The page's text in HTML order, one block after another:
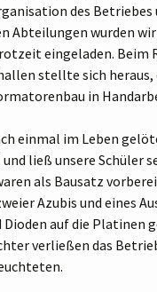
des Betriebes
Abteilungen wurden
eingeladen. Beim
stellte sich heraus,
in
einmal im Leben
ließ unsere Schüler
als Bausatz
Azubis und eines
Dioden auf die Platinen
verließen das